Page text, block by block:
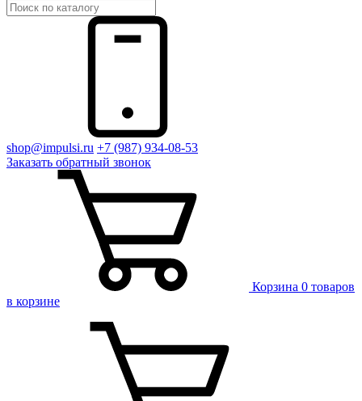
shop@impulsi.ru +7 (987) 934-08-53
Заказать обратный звонок
Корзина 0 товаров
в корзине